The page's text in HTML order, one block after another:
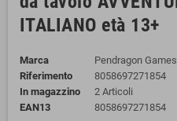
ITALIANO età 13+
Marca
Pendragon Games
Riferimento
8058697271854
In magazzino
2 Articoli
EAN13
8058697271854